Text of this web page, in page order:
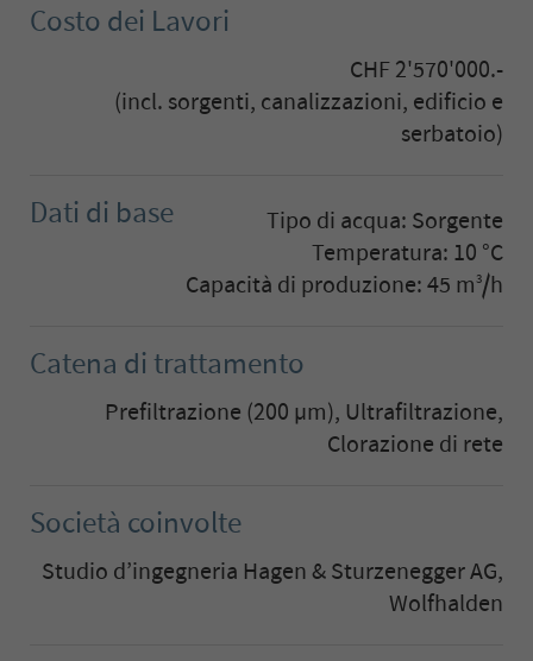
Costo dei Lavori
CHF 2'570'000.-
(incl. sorgenti, canalizzazioni, edificio e
serbatoio)
Dati di base
Tipo di acqua: Sorgente
Temperatura: 10 °C
Capacità di produzione: 45 m3/h
Catena di trattamento
Prefiltrazione (200 µm), Ultrafiltrazione,
Clorazione di rete
Società coinvolte
Studio d’ingegneria Hagen & Sturzenegger AG,
Wolfhalden